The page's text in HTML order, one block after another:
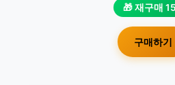
🎁 재구매
구매하기